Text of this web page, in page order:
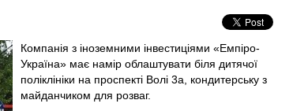
Компанія з іноземними інвестиціями «Емпіро-
Україна» має намір облаштувати біля дитячої
поліклініки на проспекті Волі 3а, кондитерську з
майданчиком для розваг.